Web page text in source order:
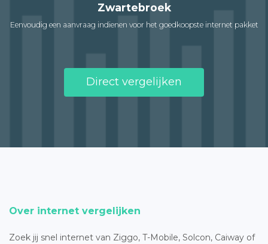
Zwartebroek
Eenvoudig een aanvraag indienen voor het goedkoopste internet pakket
Direct vergelijken
Over internet vergelijken
Zoek jij snel internet van Ziggo, T-Mobile, Solcon, Caiway of